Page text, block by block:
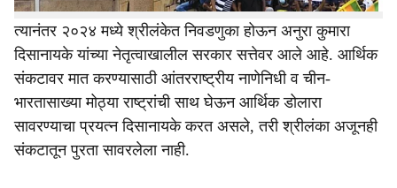
त्यानंतर २०२४ मध्ये श्रीलंकेत निवडणुका होऊन अनुरा कुमारा
दिसानायके यांच्या नेतृत्वाखालील सरकार सत्तेवर आले आहे. आर्थिक
संकटावर मात करण्यासाठी आंतरराष्ट्रीय नाणेनिधी व चीन-
भारतासाख्या मोठ्या राष्‍ट्रांची साथ घेऊन आर्थिक डोलारा
सावरण्याचा प्रयत्न दिसानायके करत असले, तरी श्रीलंका अजूनही
संकटातून पुरता सावरलेला नाही.